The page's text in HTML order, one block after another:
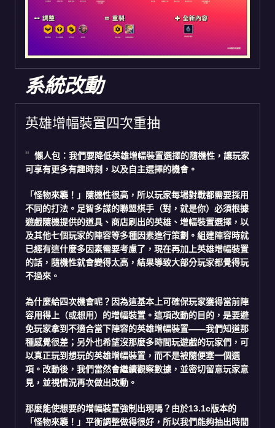
系統改動
英雄增幅裝置四次重抽
懶人包：我們要降低英雄增幅裝置選擇的隨機性，讓玩家
可享有更多有趣時刻，以及自主選擇的機會。
「怪物來襲！」 隨機性很高，所以玩家每場對戰都需要採用
不同的打法。足智多謀的聯盟棋手（對，就是你）必須根據
遊戲隨機提供的道具、商店刷出的英雄、增幅裝置選擇，以
及其他七個玩家的陣容等多種因素進行策劃。組建陣容時就
已經有這什麼多因素需要考慮了，現在再加上英雄增幅裝置
的話，隨機性就會變得太高，結果導致大部分玩家都覺得玩
不過來。
為什麼給四次機會呢？ 因為這基本上可確保玩家獲得當前陣
容用得上（或想用）的增幅裝置。這項改動的目的，是要避
免玩家拿到不適合當下陣容的英雄增幅裝置——我們知道那
種感覺很差；另外也希望沒那麼多時間玩遊戲的玩家們，可
以真正玩到想玩的英雄增幅裝置，而不是被隨便塞一個選
項。改動後，我們當然會繼續觀察數據，並密切留意玩家意
見，並視情況再次做出改動。
那麼能使想要的增幅裝置強制出現嗎？ 由於13.1c版本的
「怪物來襲！」平衡調整做得很好，所以我們能夠抽出時間